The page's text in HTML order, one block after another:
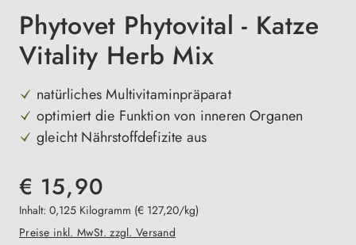
Phytovet Phytovital - Katze
Vitality Herb Mix
natürliches Multivitaminpräparat
optimiert die Funktion von inneren Organen
gleicht Nährstoffdefizite aus
€ 15,90
Inhalt: 0,125 Kilogramm (€ 127,20/kg)
Preise inkl. MwSt. zzgl. Versand